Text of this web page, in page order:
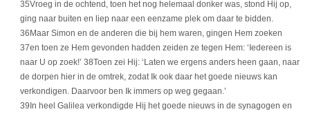
35Vroeg in de ochtend, toen het nog helemaal donker was, stond Hij op,
ging naar buiten en liep naar een eenzame plek om daar te bidden.
36Maar Simon en de anderen die bij hem waren, gingen Hem zoeken
37en toen ze Hem gevonden hadden zeiden ze tegen Hem: ‘Iedereen is
naar U op zoek!’ 38Toen zei Hij: ‘Laten we ergens anders heen gaan, naar
de dorpen hier in de omtrek, zodat Ik ook daar het goede nieuws kan
verkondigen. Daarvoor ben Ik immers op weg gegaan.’
39In heel Galilea verkondigde Hij het goede nieuws in de synagogen en